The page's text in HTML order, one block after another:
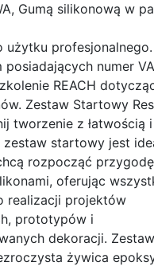
Gumą silikonową w
użytku
numer
REACH
Zestaw Startowy
tworzenie z łatwością i
zestaw startowy jest
rozpocząć
oferując
realizacji projektów
prototypów i
dekoracji. Zestaw
żywica